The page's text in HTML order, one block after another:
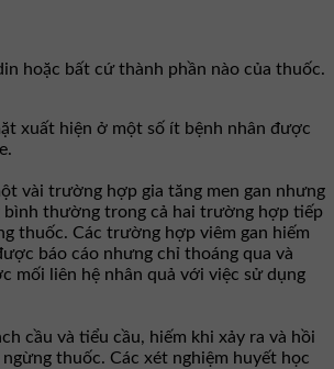
hoặc bất cứ thành phần nào của thuốc.
xuất hiện ở một số ít bệnh nhân được
vài trường hợp gia tăng men gan nhưng
thường trong cả hai trường hợp tiếp
thuốc. Các trường hợp viêm gan hiếm
báo cáo nhưng chỉ thoáng qua và
mối liên hệ nhân quả với việc sử dụng
cầu và tiểu cầu, hiếm khi xảy ra và hồi
thuốc. Các xét nghiệm huyết học